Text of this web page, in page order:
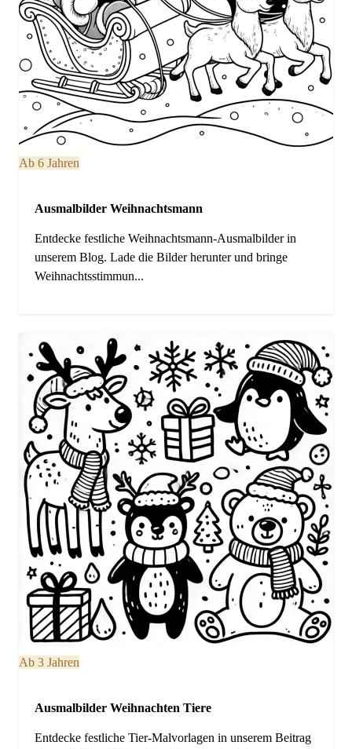
Ab 6 Jahren
Ausmalbilder Weihnachtsmann
Entdecke festliche Weihnachtsmann-Ausmalbilder in
unserem Blog. Lade die Bilder herunter und bringe
Weihnachtsstimmun...
Ab 3 Jahren
Ausmalbilder Weihnachten Tiere
Entdecke festliche Tier-Malvorlagen in unserem Beitrag